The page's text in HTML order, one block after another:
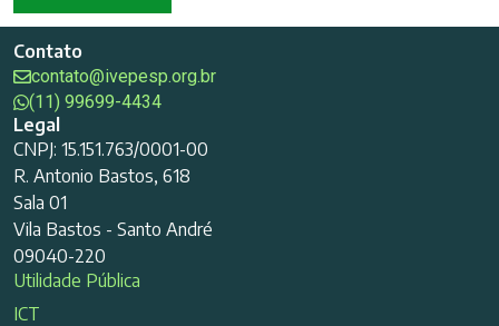
Contato
contato@ivepesp.org.br
(11) 99699-4434
Legal
CNPJ: 15.151.763/0001-00
R. Antonio Bastos, 618
Sala 01
Vila Bastos - Santo André
09040-220
Utilidade Pública
ICT